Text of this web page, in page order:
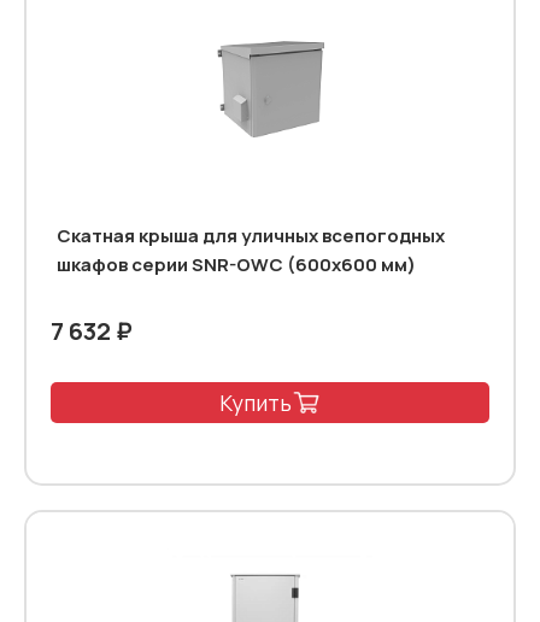
Скатная крыша для уличных всепогодных
шкафов серии SNR-OWC (600x600 мм)
7 632 ₽
Купить